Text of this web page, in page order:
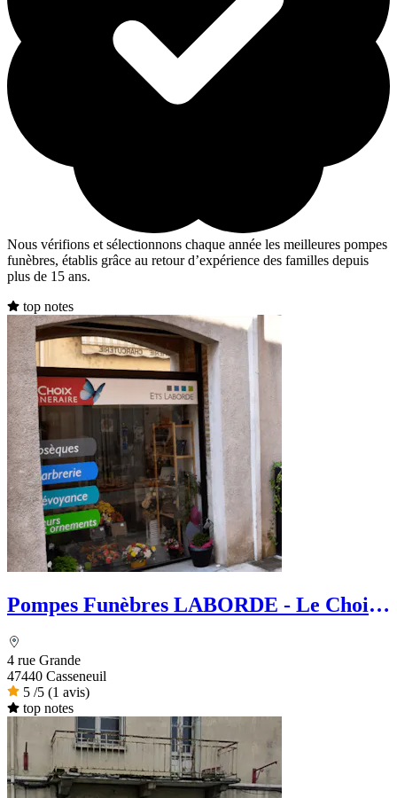
Nous vérifions et sélectionnons chaque année les meilleures pompes
funèbres, établis grâce au retour d’expérience des familles depuis
plus de 15 ans.
top notes
Pompes Funèbres LABORDE - Le Choix
4 rue Grande
47440 Casseneuil
5 /5 (1 avis)
top notes